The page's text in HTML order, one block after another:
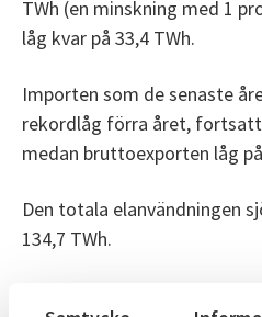
TWh (en minskning med 1
låg kvar på 33,4 TWh.
Importen som de senaste
rekordlåg förra året,
medan bruttoexporten låg
Den totala elanvändningen
134,7 TWh.